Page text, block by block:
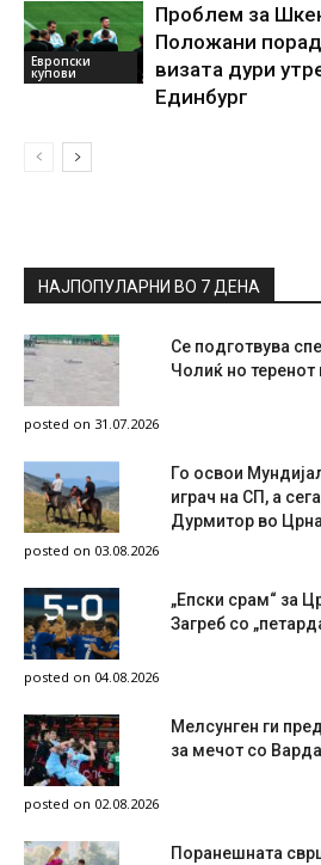
Европски
купови
Проблем за
Положани
визата дури
Единбург
НАЈПОПУЛАРНИ ВО 7 ДЕНА
Се подготвува
Чолиќ но теренот
posted on 31.07.2026
Го освои
играч на СП, а
Дурмитор во
posted on 03.08.2026
„Епски срам“ за
Загреб со
posted on 04.08.2026
Мелсунген ги
за мечот со
posted on 02.08.2026
Поранешната